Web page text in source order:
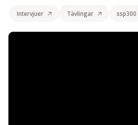
Intervjuer Tävlingar ssp300